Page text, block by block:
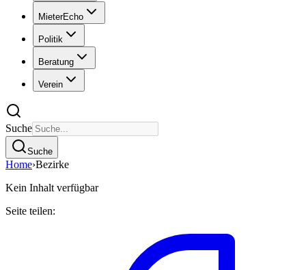
MieterEcho
Politik
Beratung
Verein
Suche
Suche
Home›Bezirke
Kein Inhalt verfügbar
Seite teilen: